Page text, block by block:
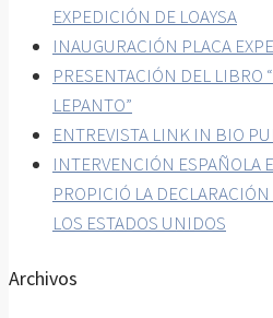
EXPEDICIÓN DE LOAYSA
INAUGURACIÓN PLACA
PRESENTACIÓN DEL LIBRO
LEPANTO”
ENTREVISTA LINK IN BIO
INTERVENCIÓN ESPAÑOLA
PROPICIÓ LA
LOS ESTADOS UNIDOS
Archivos